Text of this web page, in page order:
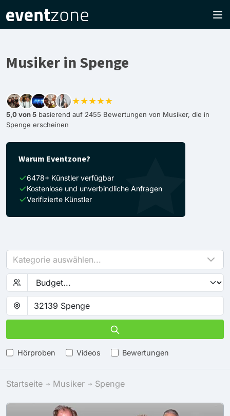
Musiker in Spenge
★★★★★
5,0 von 5 basierend auf 2455 Bewertungen von Musiker, die in
Spenge erscheinen
Warum Eventzone?
6478+ Künstler verfügbar
Kostenlose und unverbindliche Anfragen
Verifizierte Künstler
Kategorie auswählen...
Hörproben Videos Bewertungen
Startseite Musiker Spenge